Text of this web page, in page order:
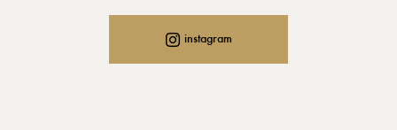
instagram